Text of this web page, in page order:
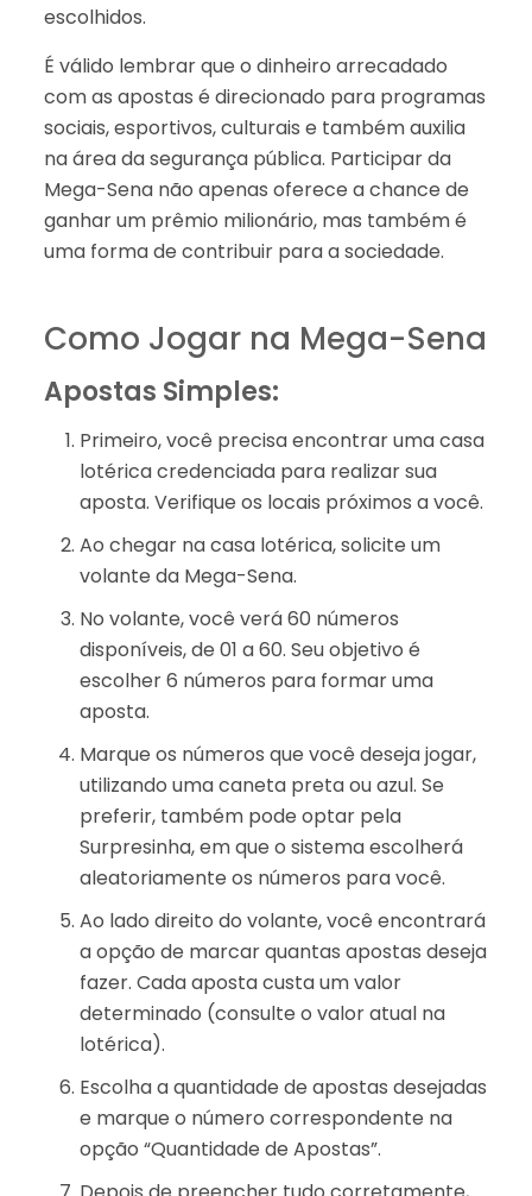
escolhidos.
É válido lembrar que o dinheiro arrecadado
com as apostas é direcionado para programas
sociais, esportivos, culturais e também auxilia
na área da segurança pública. Participar da
Mega-Sena não apenas oferece a chance de
ganhar um prêmio milionário, mas também é
uma forma de contribuir para a sociedade.
Como Jogar na Mega-Sena
Apostas Simples:
Primeiro, você precisa encontrar uma casa
lotérica credenciada para realizar sua
aposta. Verifique os locais próximos a você.
Ao chegar na casa lotérica, solicite um
volante da Mega-Sena.
No volante, você verá 60 números
disponíveis, de 01 a 60. Seu objetivo é
escolher 6 números para formar uma
aposta.
Marque os números que você deseja jogar,
utilizando uma caneta preta ou azul. Se
preferir, também pode optar pela
Surpresinha, em que o sistema escolherá
aleatoriamente os números para você.
Ao lado direito do volante, você encontrará
a opção de marcar quantas apostas deseja
fazer. Cada aposta custa um valor
determinado (consulte o valor atual na
lotérica).
Escolha a quantidade de apostas desejadas
e marque o número correspondente na
opção “Quantidade de Apostas”.